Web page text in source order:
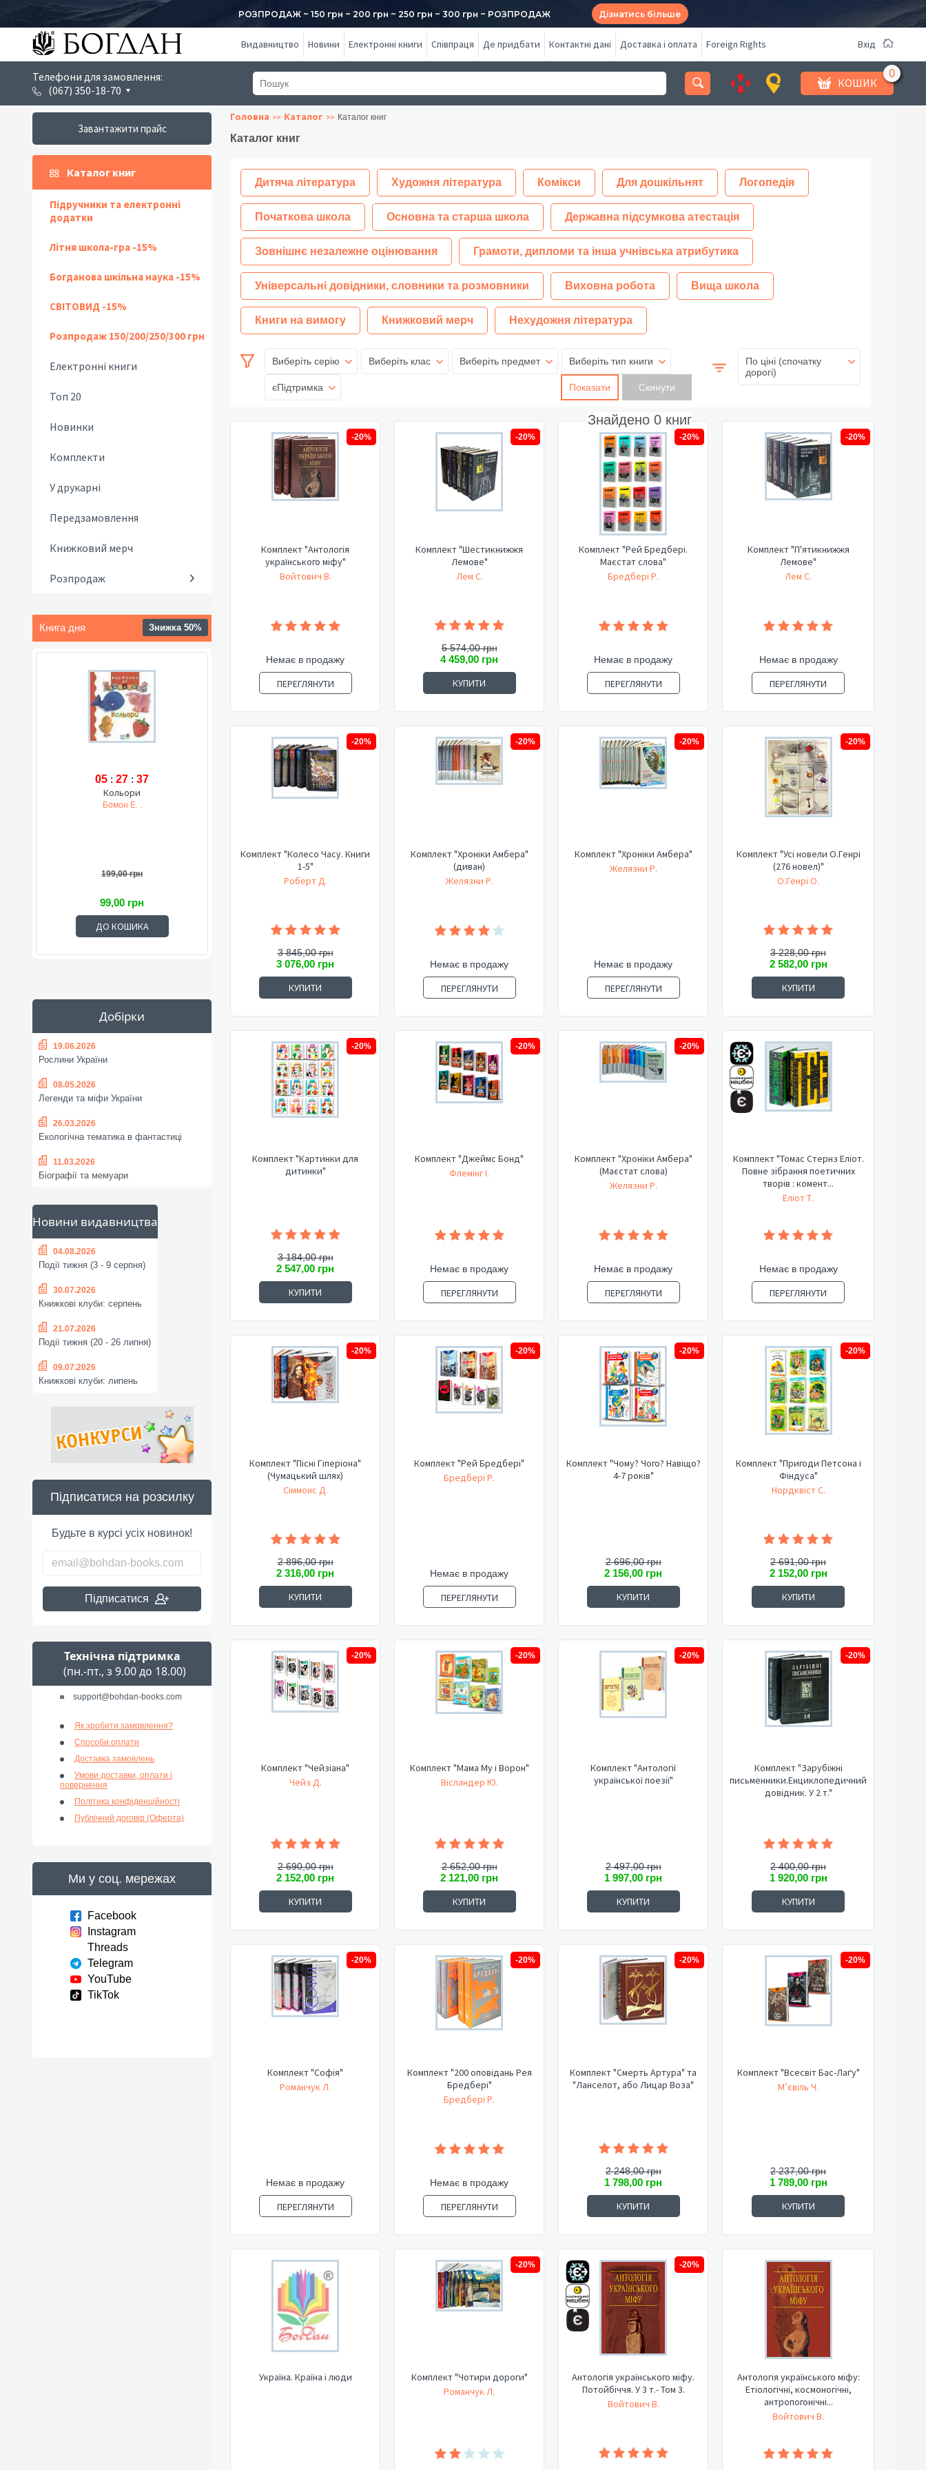
РОЗПРОДАЖ ~ 150 грн ~ 200 грн ~ 250 грн ~ 300 грн ~ РОЗПРОДАЖ Дізнатись більше
Видавництво Новини Електронні книги Співпраця Де придбати Контактні дані Доставка і оплата Foreign Rights Вхід
Телефони для замовлення:
(067) 350-18-70
КОШИК
Завантажити прайс
Каталог книг
Підручники та електронні
додатки
Літня школа-гра -15%
Богданова шкільна наука -15%
СВІТОВИД -15%
Розпродаж 150/200/250/300 грн
Електронні книги
Топ 20
Новинки
Комплекти
У друкарні
Передзамовлення
Книжковий мерч
Розпродаж
Книга дня Знижка 50%
05 : 27 : 36
Кольори
Бомон Е. .
199,00 грн
99,00 грн
ДО КОШИКА
Добірки
19.06.2026
Рослини України
08.05.2026
Легенди та міфи України
26.03.2026
Екологічна тематика в фантастиці
11.03.2026
Біографії та мемуари
Новини видавництва
04.08.2026
Події тижня (3 - 9 серпня)
30.07.2026
Книжкові клуби: серпень
21.07.2026
Події тижня (20 - 26 липня)
09.07.2026
Книжкові клуби: липень
Підписатися на розсилку
Будьте в курсі усіх новинок!
Підписатися
Технічна підтримка
(пн.-пт., з 9.00 до 18.00)
support@bohdan-books.com
Як зробити замовлення?
Способи оплати
Доставка замовлень
Умови доставки, оплати і
повернення
Політика конфіденційності
Публічний договір (Оферта)
Ми у соц. мережах
Facebook
Instagram
Threads
Telegram
YouTube
TikTok
Головна Каталог Каталог книг
Каталог книг
Дитяча література Художня література Комікси Для дошкільнят Логопедія
Початкова школа Основна та старша школа Державна підсумкова атестація
Зовнішнє незалежне оцінювання Грамоти, дипломи та інша учнівська атрибутика
Універсальні довідники, словники та розмовники Виховна робота Вища школа
Книги на вимогу Книжковий мерч Нехудожня література
Виберіть серію Виберіть клас Виберіть предмет Виберіть тип книги
єПідтримка Показати
Знайдено 0 книг
По ціні (спочатку
дорогі)
-20%
Комплект "Антологія
українського міфу"
Войтович В.
Немає в продажу
ПЕРЕГЛЯНУТИ
-20%
Комплект "Шестикнижжя
Лемове"
Лем С.
5 574,00 грн
4 459,00 грн
КУПИТИ
-20%
Комплект "Рей Бредбері.
Маєстат слова"
Бредбері Р.
Немає в продажу
ПЕРЕГЛЯНУТИ
-20%
Комплект "П'ятикнижжя
Лемове"
Лем С.
Немає в продажу
ПЕРЕГЛЯНУТИ
-20%
Комплект "Колесо Часу. Книги
1-5"
Роберт Д.
3 845,00 грн
3 076,00 грн
КУПИТИ
-20%
Комплект "Хроніки Амбера"
(диван)
Желязни Р.
Немає в продажу
ПЕРЕГЛЯНУТИ
-20%
Комплект "Хроніки Амбера"
Желязни Р.
Немає в продажу
ПЕРЕГЛЯНУТИ
-20%
Комплект "Усі новели О.Генрі
(276 новел)"
О.Генрі О.
3 228,00 грн
2 582,00 грн
КУПИТИ
-20%
Комплект "Картинки для
дитинки"
3 184,00 грн
2 547,00 грн
КУПИТИ
-20%
Комплект "Джеймс Бонд"
Флемінг І.
Немає в продажу
ПЕРЕГЛЯНУТИ
-20%
Комплект "Хроніки Амбера"
(Маєстат слова)
Желязни Р.
Немає в продажу
ПЕРЕГЛЯНУТИ
Комплект "Томас Стернз Еліот.
Повне зібрання поетичних
творів : комент...
Еліот Т.
Немає в продажу
ПЕРЕГЛЯНУТИ
-20%
Комплект "Пісні Гіперіона"
(Чумацький шлях)
Сіммонс Д.
2 896,00 грн
2 316,00 грн
КУПИТИ
-20%
Комплект "Рей Бредбері"
Бредбері Р.
Немає в продажу
ПЕРЕГЛЯНУТИ
-20%
Комплект "Чому? Чого? Навіщо?
4-7 років"
2 696,00 грн
2 156,00 грн
КУПИТИ
-20%
Комплект "Пригоди Петсона і
Фіндуса"
Нордквіст С.
2 691,00 грн
2 152,00 грн
КУПИТИ
-20%
Комплект "Чейзіана"
Чейз Д.
2 690,00 грн
2 152,00 грн
КУПИТИ
-20%
Комплект "Мама Му і Ворон"
Вісландер Ю.
2 652,00 грн
2 121,00 грн
КУПИТИ
-20%
Комплект "Антології
української поезії"
2 497,00 грн
1 997,00 грн
КУПИТИ
-20%
Комплект "Зарубіжні
письменники.Енциклопедичний
довідник. У 2 т."
2 400,00 грн
1 920,00 грн
КУПИТИ
-20%
Комплект "Софія"
Романчук Л.
Немає в продажу
ПЕРЕГЛЯНУТИ
-20%
Комплект "200 оповідань Рея
Бредбері"
Бредбері Р.
Немає в продажу
ПЕРЕГЛЯНУТИ
-20%
Комплект "Смерть Артура" та
"Ланселот, або Лицар Воза"
2 248,00 грн
1 798,00 грн
КУПИТИ
-20%
Комплект "Всесвіт Бас-Лаґу"
М’євіль Ч.
2 237,00 грн
1 789,00 грн
КУПИТИ
Україна. Країна і люди
-20%
Комплект "Чотири дороги"
Романчук Л.
-20%
Антологія українського міфу.
Потойбіччя. У 3 т.- Том 3.
Войтович В.
Антологія українського міфу:
Етіологічні, космоногічні,
антропогонічні...
Войтович В.